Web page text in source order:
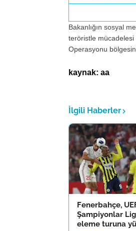
Bakanlığın sosyal
teröristle mücadelesi
Operasyonu
kaynak: aa
İlgili Haberler
Fenerbahçe,
Şampiyonlar
eleme turuna